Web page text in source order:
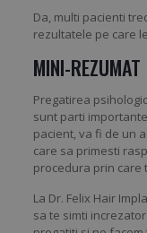
Da, multi pacienti
rezultatele pe care
MINI-REZUMAT
Pregatirea
sunt parti
pacient, va fi de un
care sa primesti
procedura prin care
La Dr. Felix Hair
sa te simti